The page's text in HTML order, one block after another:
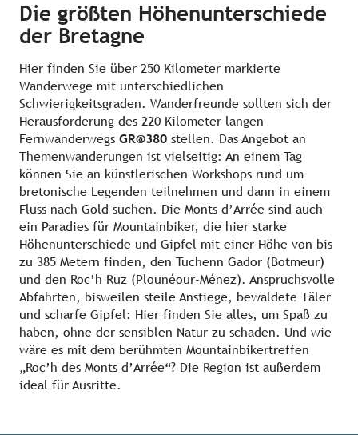
Die größten Höhenunterschiede
der Bretagne
Hier finden Sie über 250 Kilometer markierte
Wanderwege mit unterschiedlichen
Schwierigkeitsgraden. Wanderfreunde sollten sich der
Herausforderung des 220 Kilometer langen
Fernwanderwegs GR@380 stellen. Das Angebot an
Themenwanderungen ist vielseitig: An einem Tag
können Sie an künstlerischen Workshops rund um
bretonische Legenden teilnehmen und dann in einem
Fluss nach Gold suchen. Die Monts d’Arrée sind auch
ein Paradies für Mountainbiker, die hier starke
Höhenunterschiede und Gipfel mit einer Höhe von bis
zu 385 Metern finden, den Tuchenn Gador (Botmeur)
und den Roc’h Ruz (Plounéour-Ménez). Anspruchsvolle
Abfahrten, bisweilen steile Anstiege, bewaldete Täler
und scharfe Gipfel: Hier finden Sie alles, um Spaß zu
haben, ohne der sensiblen Natur zu schaden. Und wie
wäre es mit dem berühmten Mountainbikertreffen
„Roc’h des Monts d’Arrée“? Die Region ist außerdem
ideal für Ausritte.